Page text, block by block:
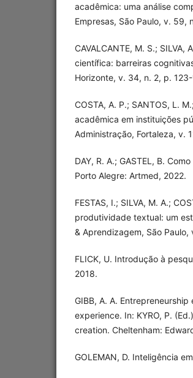
acadêmica: uma análise
Empresas, São Paulo, v. 59,
CAVALCANTE, M. S.;
científica: barreiras
Horizonte, v. 34, n. 2, p.
COSTA, A. P.; SANTOS, L.
acadêmica em instituições
Administração, Fortaleza, v.
DAY, R. A.; GASTEL, B.
Porto Alegre: Artmed, 2022.
FESTAS, I.; SILVA, M. A.;
produtividade textual: um
& Aprendizagem, São
FLICK, U. Introdução à
2018.
GIBB, A. A.
experience. In: KYRO, P.
creation. Cheltenham:
GOLEMAN, D. Inteligência